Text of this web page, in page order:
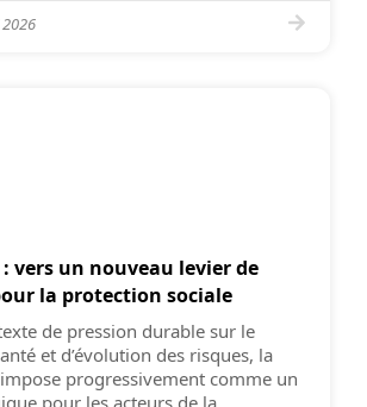
défi collectif visant à
[…]
vers un nouveau levier de
la protection sociale
de pression durable sur le
et d’évolution des risques, la
progressivement comme un
pour les acteurs de la